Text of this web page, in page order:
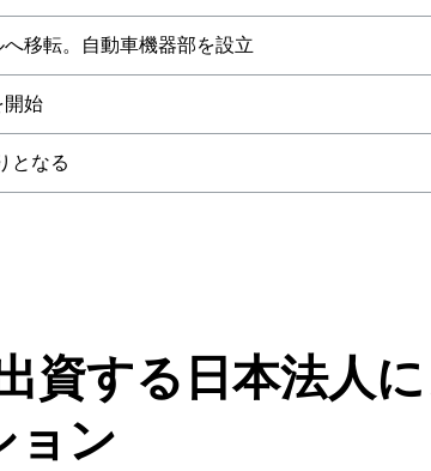
移転。自動車機器部を設立
開始
となる
資する日本法人
ョン